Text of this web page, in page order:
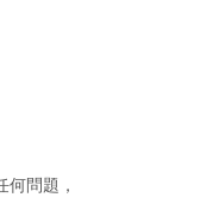
問題，